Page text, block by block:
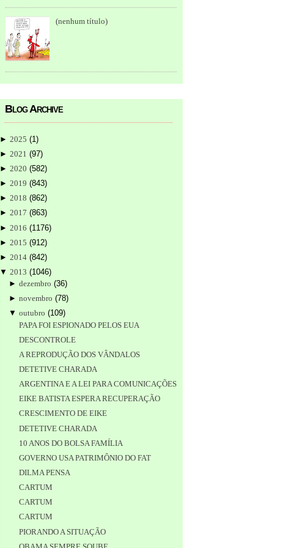
(nenhum título)
Blog Archive
► 2025 (1 )
► 2021 (97)
► 2020 (582)
► 2019 (843)
► 2018 (862)
► 2017 (863)
► 2016 (1176)
► 2015 (912)
► 2014 (842)
▼ 2013 (1046)
►dezembro (36)
►novembro (78)
▼outubro (109)
PAPA FOI ESPIONADO PELOS EUA
DESCONTROLE
A REPRODUÇÃO DOS VÂNDALOS
DETETIVE CHARADA
ARGENTINA E A LEI PARA COMUNICAÇÕES
EIKE BATISTA ESPERA RECUPERAÇÃO
CRESCIMENTO DE EIKE
DETETIVE CHARADA
10 ANOS DO BOLSA FAMÍLIA
GOVERNO USA PATRIMÔNIO DO FAT
DILMA PENSA
CARTUM
CARTUM
CARTUM
PIORANDO A SITUAÇÃO